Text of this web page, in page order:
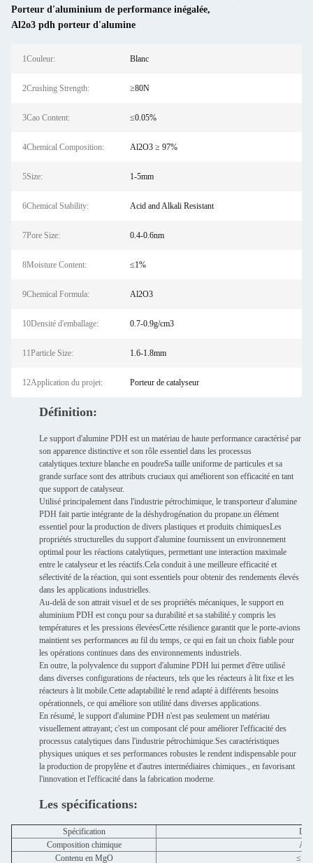
Porteur d'aluminium de performance inégalée,
Al2o3 pdh porteur d'alumine
1Couleur: Blanc
2Crushing Strength: ≥80N
3Cao Content: ≤0.05%
4Chemical Composition: Al2O3 ≥ 97%
5Size: 1-5mm
6Chemical Stability: Acid and Alkali Resistant
7Pore Size: 0.4-0.6nm
8Moisture Content: ≤1%
9Chemical Formula: Al2O3
10Densité d'emballage: 0.7-0.9g/cm3
11Particle Size: 1.6-1.8mm
12Application du projet: Porteur de catalyseur
Définition:
Le support d'alumine PDH est un matériau de haute performance caractérisé par
son apparence distinctive et son rôle essentiel dans les processus
catalytiques.texture blanche en poudreSa taille uniforme de particules et sa
grande surface sont des attributs cruciaux qui améliorent son efficacité en tant
que support de catalyseur.
Utilisé principalement dans l'industrie pétrochimique, le transporteur d'alumine
PDH fait partie intégrante de la déshydrogénation du propane.un élément
essentiel pour la production de divers plastiques et produits chimiquesLes
propriétés structurelles du support d'alumine fournissent un environnement
optimal pour les réactions catalytiques, permettant une interaction maximale
entre le catalyseur et les réactifs.Cela conduit à une meilleure efficacité et
sélectivité de la réaction, qui sont essentiels pour obtenir des rendements élevés
dans les applications industrielles.
Au-delà de son attrait visuel et de ses propriétés mécaniques, le support en
aluminium PDH est conçu pour sa durabilité et sa stabilité.y compris les
températures et les pressions élevéesCette résilience garantit que le porte-avions
maintient ses performances au fil du temps, ce qui en fait un choix fiable pour
les opérations continues dans des environnements industriels.
En outre, la polyvalence du support d'alumine PDH lui permet d'être utilisé
dans diverses configurations de réacteurs, tels que les réacteurs à lit fixe et les
réacteurs à lit mobile.Cette adaptabilité le rend adapté à différents besoins
opérationnels, ce qui améliore son utilité dans diverses applications.
En résumé, le support d'alumine PDH n'est pas seulement un matériau
visuellement attrayant; c'est un composant clé pour améliorer l'efficacité des
processus catalytiques dans l'industrie pétrochimique.Ses caractéristiques
physiques uniques et ses performances robustes le rendent indispensable pour
la production de propylène et d'autres intermédiaires chimiques., en favorisant
l'innovation et l'efficacité dans la fabrication moderne.
Les spécifications:
Spécification
Composition chimique
Contenu en MgO
≤